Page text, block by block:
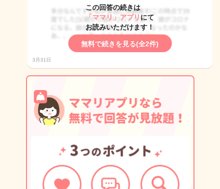
この回答の続きは
「ママリ」アプリ にて
お読みいただけます！
無料で続きを見る(全2件)
3月31日